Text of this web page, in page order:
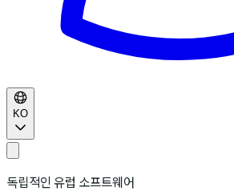
KO
독립적인 유럽 소프트웨어